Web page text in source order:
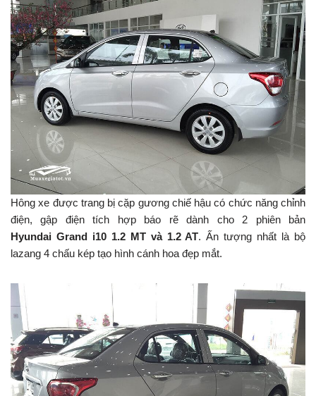
Hông xe được trang bị cặp gương chiế hậu có chức năng chỉnh
điện, gập điện tích hợp báo rẽ dành cho 2 phiên bản
Hyundai Grand i10 1.2 MT và 1.2 AT. Ấn tượng nhất là bộ
lazang 4 chấu kép tạo hình cánh hoa đẹp mắt.